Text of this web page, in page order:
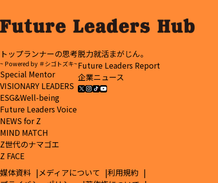
トップランナーの思考
~ Powered by ＃シゴトズキ~
Special Mentor
VISIONARY LEADERS
ESG&Well-being
Future Leaders Voice
NEWS for Z
MIND MATCH
Z世代のナマゴエ
Z FACE
脱力就活まがじん。
Future Leaders Report
企業ニュース
媒体資料 メディアについて
利用規約